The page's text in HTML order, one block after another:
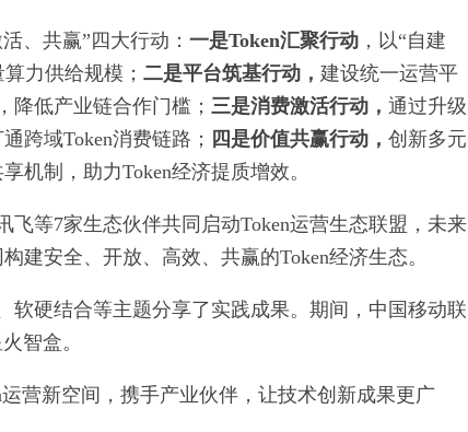
、共赢”四大行动： 一是Token汇聚行动 ，以“自建
力供给规模； 二是平台筑基行动， 建设统一运营平
降低产业链合作门槛； 三是消费激活行动， 通过升级
跨域Token消费链路；
四是价值共赢行动， 创新多元
机制，助力Token经济提质增效。
等7家生态伙伴共同启动Token运营生态联盟，未来
建安全、开放、高效、共赢的Token经济生态。
软硬结合等主题分享了实践成果。期间，中国移动联
智盒。
营新空间，携手产业伙伴，让技术创新成果更广